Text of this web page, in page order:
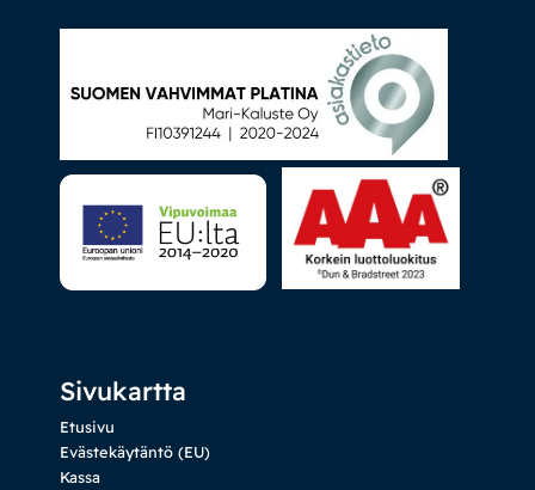
Sivukartta
Etusivu
Evästekäytäntö (EU)
Kassa